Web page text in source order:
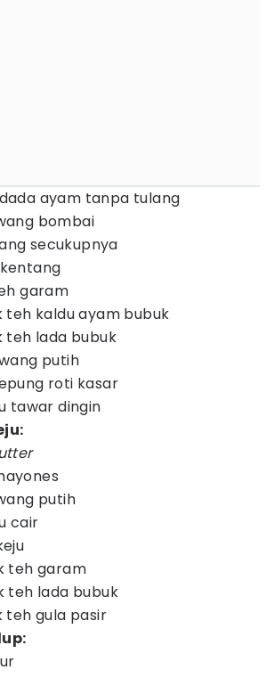
ayam tanpa tulang
bombai
secukupnya
garam
teh kaldu ayam bubuk
teh lada bubuk
putih
roti kasar
tawar dingin
putih
cair
teh garam
teh lada bubuk
teh gula pasir